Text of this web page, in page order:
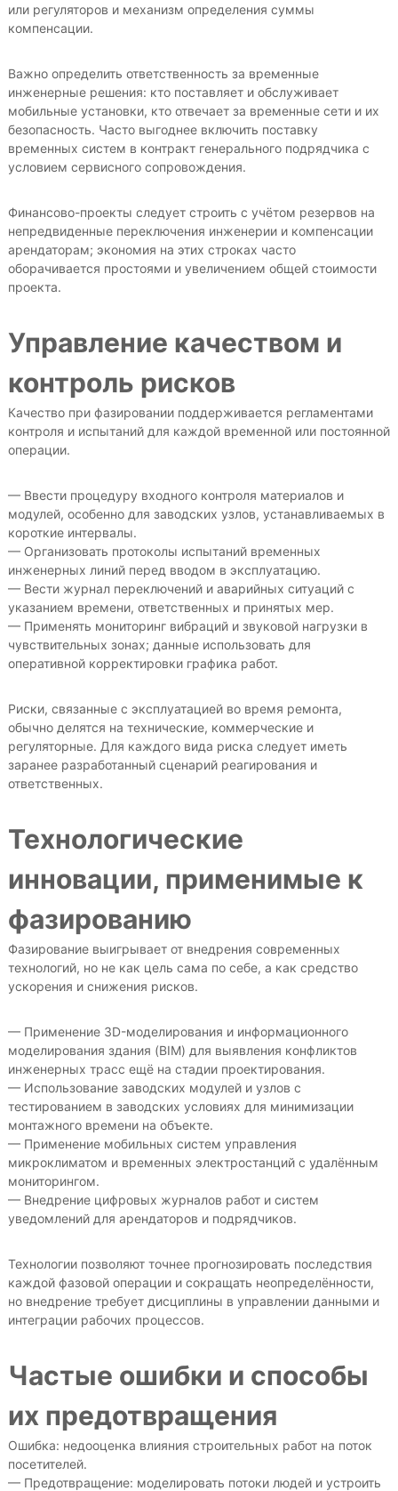
или регуляторов и механизм определения суммы
компенсации.
Важно определить ответственность за временные
инженерные решения: кто поставляет и обслуживает
мобильные установки, кто отвечает за временные сети и их
безопасность. Часто выгоднее включить поставку
временных систем в контракт генерального подрядчика с
условием сервисного сопровождения.
Финансово-проекты следует строить с учётом резервов на
непредвиденные переключения инженерии и компенсации
арендаторам; экономия на этих строках часто
оборачивается простоями и увеличением общей стоимости
проекта.
Управление качеством и
контроль рисков
Качество при фазировании поддерживается регламентами
контроля и испытаний для каждой временной или постоянной
операции.
— Ввести процедуру входного контроля материалов и
модулей, особенно для заводских узлов, устанавливаемых в
короткие интервалы.
— Организовать протоколы испытаний временных
инженерных линий перед вводом в эксплуатацию.
— Вести журнал переключений и аварийных ситуаций с
указанием времени, ответственных и принятых мер.
— Применять мониторинг вибраций и звуковой нагрузки в
чувствительных зонах; данные использовать для
оперативной корректировки графика работ.
Риски, связанные с эксплуатацией во время ремонта,
обычно делятся на технические, коммерческие и
регуляторные. Для каждого вида риска следует иметь
заранее разработанный сценарий реагирования и
ответственных.
Технологические
инновации, применимые к
фазированию
Фазирование выигрывает от внедрения современных
технологий, но не как цель сама по себе, а как средство
ускорения и снижения рисков.
— Применение 3D-моделирования и информационного
моделирования здания (BIM) для выявления конфликтов
инженерных трасс ещё на стадии проектирования.
— Использование заводских модулей и узлов с
тестированием в заводских условиях для минимизации
монтажного времени на объекте.
— Применение мобильных систем управления
микроклиматом и временных электростанций с удалённым
мониторингом.
— Внедрение цифровых журналов работ и систем
уведомлений для арендаторов и подрядчиков.
Технологии позволяют точнее прогнозировать последствия
каждой фазовой операции и сокращать неопределённости,
но внедрение требует дисциплины в управлении данными и
интеграции рабочих процессов.
Частые ошибки и способы
их предотвращения
Ошибка: недооценка влияния строительных работ на поток
посетителей.
— Предотвращение: моделировать потоки людей и устроить